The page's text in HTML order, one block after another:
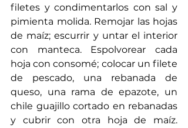
filetes y condimentarlos con sal y
pimienta molida. Remojar las hojas
de maíz; escurrir y untar el interior
con manteca. Espolvorear cada
hoja con consomé; colocar un filete
de pescado, una rebanada de
queso, una rama de epazote, un
chile guajillo cortado en rebanadas
y cubrir con otra hoja de maíz.